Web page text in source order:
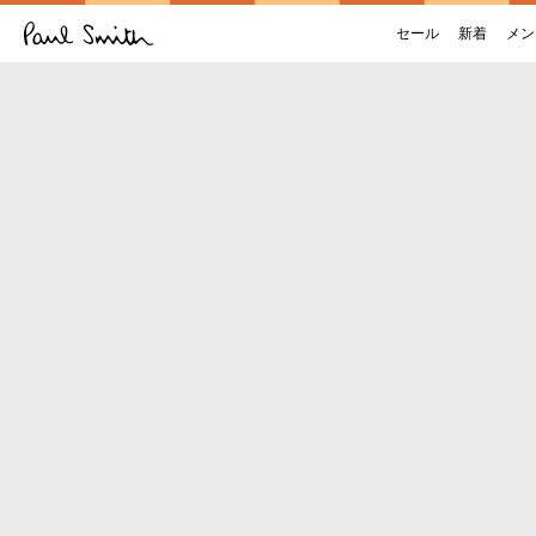
セール 新着 メ